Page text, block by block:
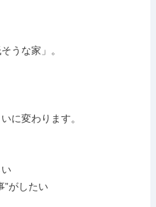
うな家」。
に変わります。
”がしたい